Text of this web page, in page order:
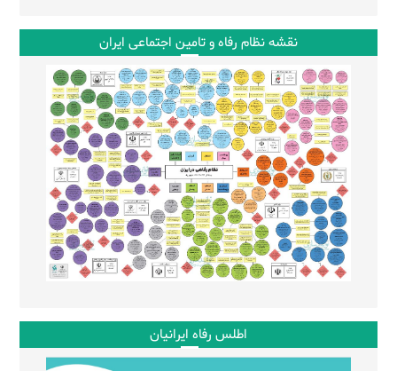
نقشه نظام رفاه و تامین اجتماعی ایران
اطلس رفاه ایرانیان